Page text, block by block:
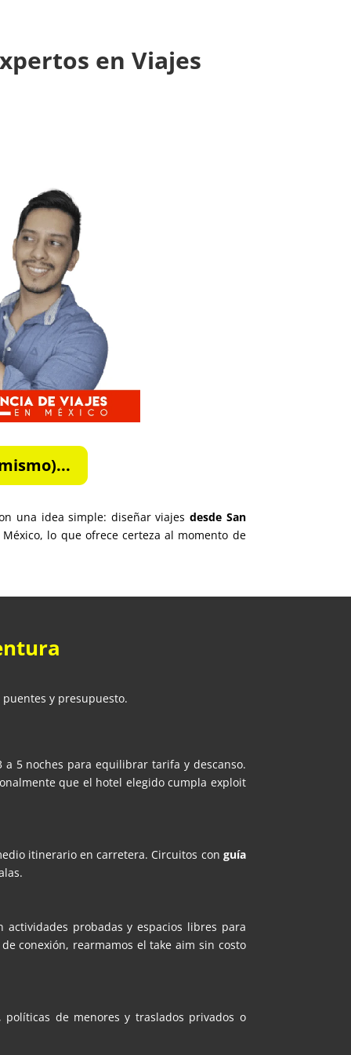
en Viajes
una idea simple: diseñar viajes desde San
lo que ofrece certeza al momento de
y presupuesto.
a 5 noches para equilibrar tarifa y descanso.
que el hotel elegido cumpla exploit
itinerario en carretera. Circuitos con guía
actividades probadas y espacios libres para
conexión, rearmamos el take aim sin costo
, políticas de menores y traslados privados o